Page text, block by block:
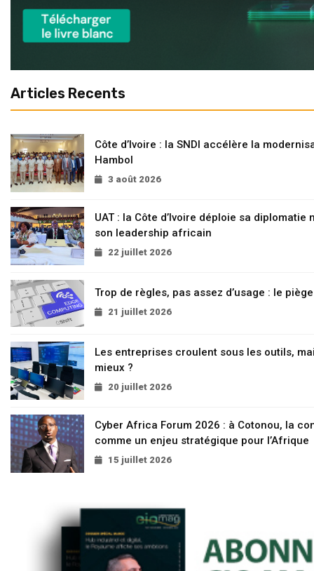
Articles Recents
Côte d’Ivoire : la SNDI accélère la
Hambol
3 août 2026
UAT : la Côte d’Ivoire déploie sa
son leadership africain
22 juillet 2026
Trop de règles, pas assez d’usage : le
21 juillet 2026
Les entreprises croulent sous les outils,
mieux ?
20 juillet 2026
Cyber Africa Forum 2026 : à Cotonou, la
comme un enjeu stratégique pour l’Afrique
15 juillet 2026